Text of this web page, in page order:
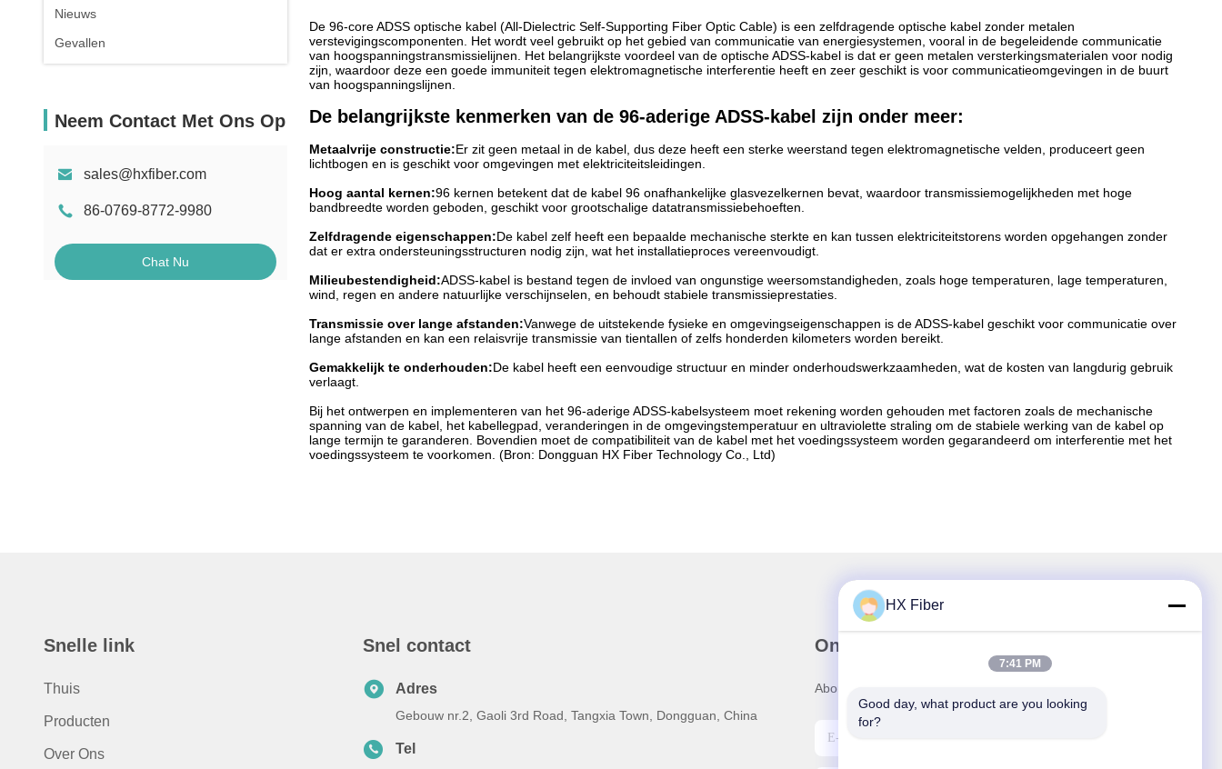
Nieuws
Gevallen
Neem Contact Met Ons Op
sales@hxfiber.com
86-0769-8772-9980
Chat Nu
De 96-core ADSS optische kabel (All-Dielectric Self-Supporting Fiber Optic Cable) is een zelfdragende optische kabel zonder metalen
verstevigingscomponenten. Het wordt veel gebruikt op het gebied van communicatie van energiesystemen, vooral in de begeleidende communicatie
van hoogspanningstransmissielijnen. Het belangrijkste voordeel van de optische ADSS-kabel is dat er geen metalen versterkingsmaterialen voor nodig
zijn, waardoor deze een goede immuniteit tegen elektromagnetische interferentie heeft en zeer geschikt is voor communicatieomgevingen in de buurt
van hoogspanningslijnen.
De belangrijkste kenmerken van de 96-aderige ADSS-kabel zijn onder meer:
Metaalvrije constructie:Er zit geen metaal in de kabel, dus deze heeft een sterke weerstand tegen elektromagnetische velden, produceert geen
lichtbogen en is geschikt voor omgevingen met elektriciteitsleidingen.
Hoog aantal kernen:96 kernen betekent dat de kabel 96 onafhankelijke glasvezelkernen bevat, waardoor transmissiemogelijkheden met hoge
bandbreedte worden geboden, geschikt voor grootschalige datatransmissiebehoeften.
Zelfdragende eigenschappen:De kabel zelf heeft een bepaalde mechanische sterkte en kan tussen elektriciteitstorens worden opgehangen zonder
dat er extra ondersteuningsstructuren nodig zijn, wat het installatieproces vereenvoudigt.
Milieubestendigheid:ADSS-kabel is bestand tegen de invloed van ongunstige weersomstandigheden, zoals hoge temperaturen, lage temperaturen,
wind, regen en andere natuurlijke verschijnselen, en behoudt stabiele transmissieprestaties.
Transmissie over lange afstanden:Vanwege de uitstekende fysieke en omgevingseigenschappen is de ADSS-kabel geschikt voor communicatie over
lange afstanden en kan een relaisvrije transmissie van tientallen of zelfs honderden kilometers worden bereikt.
Gemakkelijk te onderhouden:De kabel heeft een eenvoudige structuur en minder onderhoudswerkzaamheden, wat de kosten van langdurig gebruik
verlaagt.
Bij het ontwerpen en implementeren van het 96-aderige ADSS-kabelsysteem moet rekening worden gehouden met factoren zoals de mechanische
spanning van de kabel, het kabellegpad, veranderingen in de omgevingstemperatuur en ultraviolette straling om de stabiele werking van de kabel op
lange termijn te garanderen. Bovendien moet de compatibiliteit van de kabel met het voedingssysteem worden gegarandeerd om interferentie met het
voedingssysteem te voorkomen. (Bron: Dongguan HX Fiber Technology Co., Ltd)
Snelle link
Thuis
Producten
Over Ons
Snel contact
Adres
Gebouw nr.2, Gaoli 3rd Road, Tangxia Town, Dongguan, China
Tel
Onze nieuwsbrief
Abonneer u op onze nieuwsbrief voor kortingen en meer.
HX Fiber
7:41 PM
Good day, what product are you looking
for?